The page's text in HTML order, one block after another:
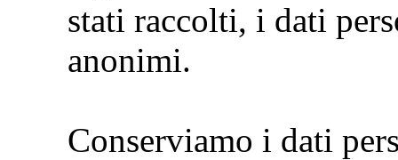
stati raccolti, i dati
anonimi.
Conserviamo i dati